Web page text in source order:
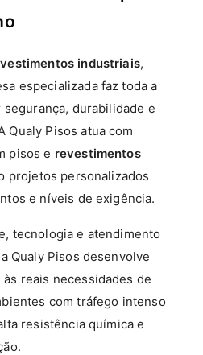
industriais,
especializada faz toda a
durabilidade e
Qualy Pisos atua com
pisos e revestimentos
projetos personalizados
e níveis de exigência.
tecnologia e atendimento
Qualy Pisos desenvolve
reais necessidades de
com tráfego intenso
resistência química e